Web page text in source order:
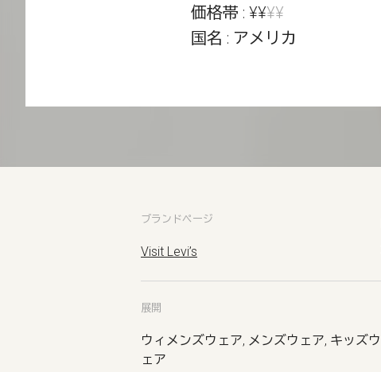
価格帯 : ¥¥¥¥
国名 : アメリカ
ブランドページ
Visit Levi’s
展開
ウィメンズウェア, メンズウェア, キッズウ
ェア